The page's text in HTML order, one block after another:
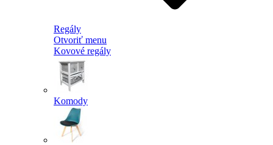
Regály
Otvoriť menu
Kovové regály
Komody